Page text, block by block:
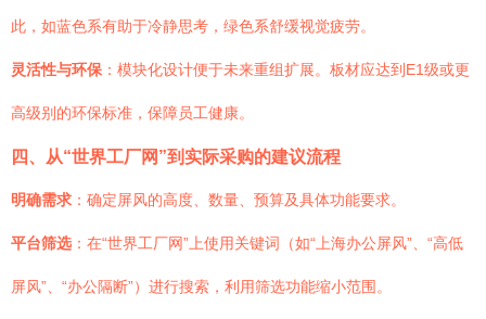
此，如蓝色系有助于冷静思考，绿色系舒缓视觉疲劳。
灵活性与环保 ：模块化设计便于未来重组扩展。板材应达到E1级或更
高级别的环保标准，保障员工健康。
四、从“世界工厂网”到实际采购的建议流程
明确需求 ：确定屏风的高度、数量、预算及具体功能要求。
平台筛选：在“世界工厂网”上使用关键词（如“上海办公屏风”、“高低
屏风”、“办公隔断”）进行搜索，利用筛选功能缩小范围。